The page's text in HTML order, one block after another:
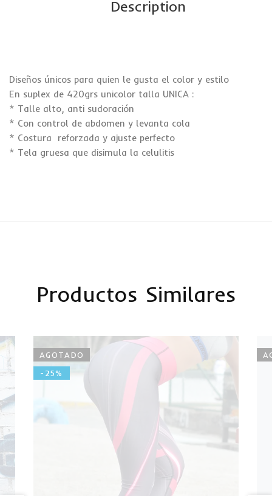
Description
Diseños únicos para quien le gusta el color y estilo
En suplex de 420grs unicolor talla UNICA :
* Talle alto, anti sudoración
* Con control de abdomen y levanta cola
* Costura reforzada y ajuste perfecto
* Tela gruesa que disimula la celulitis
Productos Similares
AGOTADO
-25%